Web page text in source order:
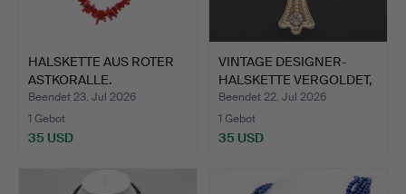
HALSKETTE AUS ROTER
ASTKORALLE.
Beendet 23. Jul 2026
1 Gebot
35 USD
VINTAGE DESIGNER-
HALSKETTE VERGOLDET,
GRÖS…
Beendet 22. Jul 2026
1 Gebot
35 USD